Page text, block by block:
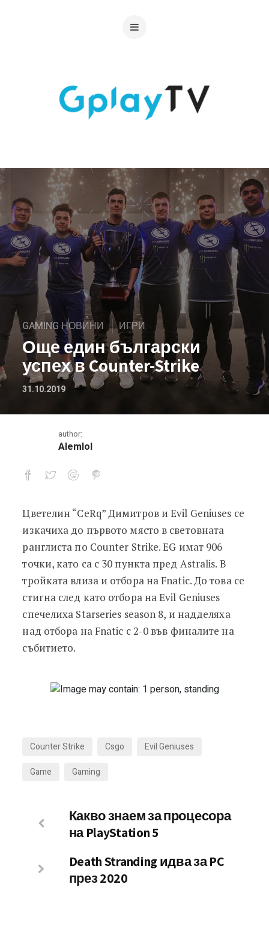
GAMING НОВИНИ ИГРИ
Още един български
успех в Counter-Strike
31.10.2019
author:
Alemlol
Още един български успех в
Цветелин “CeRq” Димитров и Evil Geniuses се
изкачиха до първото място в световната
ранглиста по Counter Strike. EG имат 906
точки, като са с 30 пункта пред Astralis. В
тройката влиза и отбора на Fnatic. До това се
стигна след като отбора на Evil Geniuses
спечелиха Starseries season 8, и надделяха
над отбора на Fnatic с 2-0 във финалите на
събитието.
Counter Strike Csgo
Evil Geniuses
Game
Gaming
Какво знаем за процесора
на PlayStation 5
Death Stranding идва за PC
през 2020